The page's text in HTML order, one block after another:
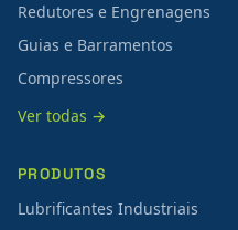
Redutores e Engrenagens
Guias e Barramentos
Compressores
Ver todas →
PRODUTOS
Lubrificantes Industriais